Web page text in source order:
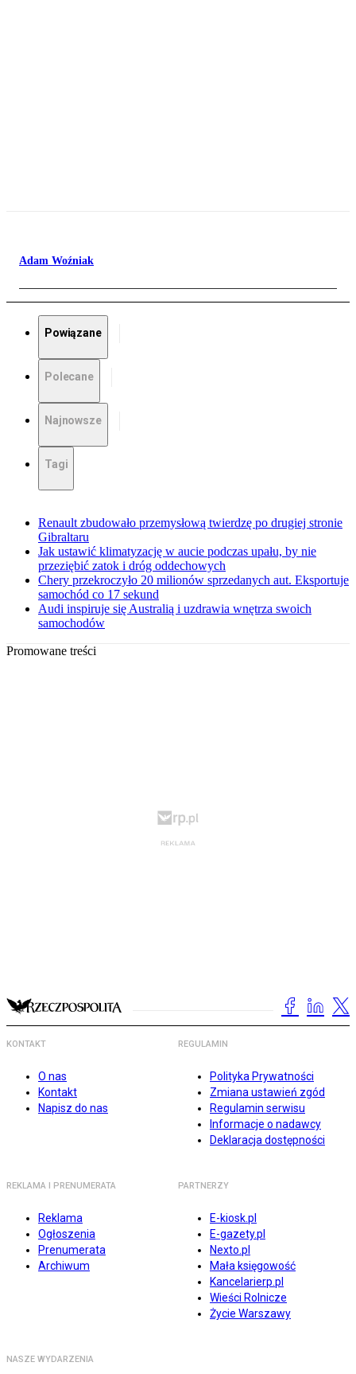
Adam Woźniak
Powiązane
Polecane
Najnowsze
Tagi
Renault zbudowało przemysłową twierdzę po drugiej stronie
Gibraltaru
Jak ustawić klimatyzację w aucie podczas upału, by nie
przeziębić zatok i dróg oddechowych
Chery przekroczyło 20 milionów sprzedanych aut. Eksportuje
samochód co 17 sekund
Audi inspiruje się Australią i uzdrawia wnętrza swoich
samochodów
Promowane treści
KONTAKT
O nas
Kontakt
Napisz do nas
REGULAMIN
Polityka Prywatności
Zmiana ustawień zgód
Regulamin serwisu
Informacje o nadawcy
Deklaracja dostępności
REKLAMA I PRENUMERATA
Reklama
Ogłoszenia
Prenumerata
Archiwum
PARTNERZY
E-kiosk.pl
E-gazety.pl
Nexto.pl
Mała księgowość
Kancelarierp.pl
Wieści Rolnicze
Życie Warszawy
NASZE WYDARZENIA